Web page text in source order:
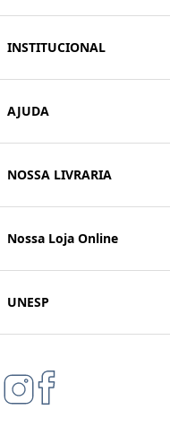
INSTITUCIONAL
AJUDA
NOSSA LIVRARIA
Nossa Loja Online
UNESP